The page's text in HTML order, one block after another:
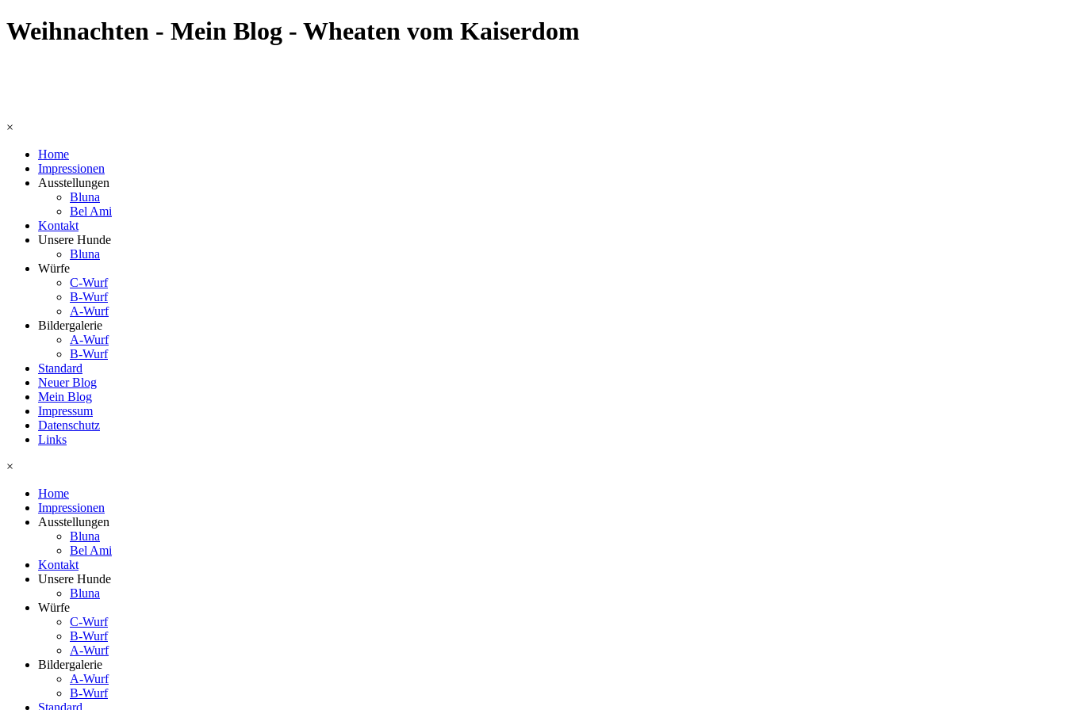
Weihnachten - Mein Blog - Wheaten vom Kaiserdom
×
Home
Impressionen
Ausstellungen
Bluna
Bel Ami
Kontakt
Unsere Hunde
Bluna
Würfe
C-Wurf
B-Wurf
A-Wurf
Bildergalerie
A-Wurf
B-Wurf
Standard
Neuer Blog
Mein Blog
Impressum
Datenschutz
Links
×
Home
Impressionen
Ausstellungen
Bluna
Bel Ami
Kontakt
Unsere Hunde
Bluna
Würfe
C-Wurf
B-Wurf
A-Wurf
Bildergalerie
A-Wurf
B-Wurf
Standard